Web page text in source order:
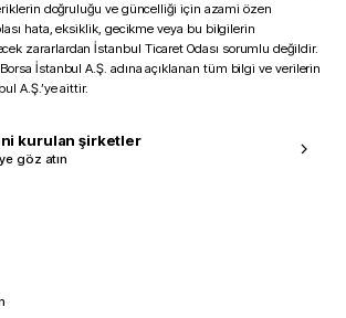
doğruluğu ve güncelliği için azami özen
hata, eksiklik, gecikme veya bu bilgilerin
zararlardan İstanbul Ticaret Odası sorumlu değildir.
İstanbul A.Ş. adına açıklanan tüm bilgi ve verilerin
A.Ş.’ye aittir.
kurulan şirketler
göz atın